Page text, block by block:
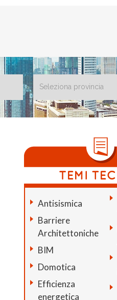
Antisismica
Barriere
Architettoniche
BIM
Domotica
Efficienza
energetica